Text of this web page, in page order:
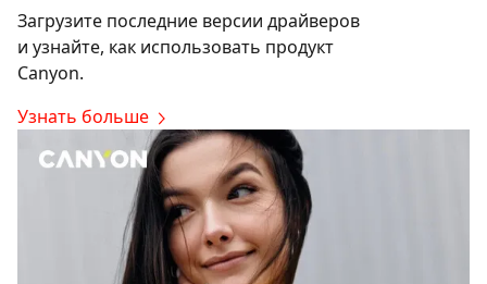
Загрузите последние версии драйверов
и узнайте, как использовать продукт
Canyon.
Узнать больше